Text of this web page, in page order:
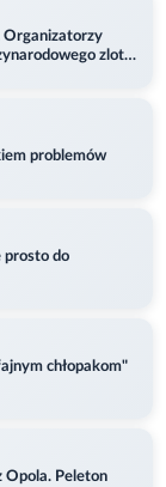
Organizatorzy
zlotu
problemów
prosto do
chłopakom"
Opola. Peleton